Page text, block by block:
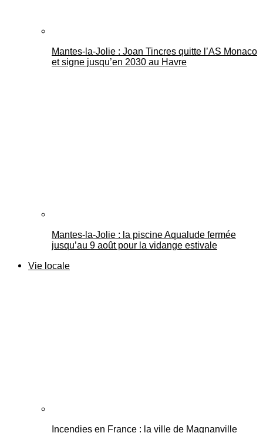
Mantes-la-Jolie : Joan Tincres quitte l’AS Monaco
et signe jusqu’en 2030 au Havre
Mantes-la-Jolie : la piscine Aqualude fermée
jusqu’au 9 août pour la vidange estivale
Vie locale
Incendies en France : la ville de Magnanville